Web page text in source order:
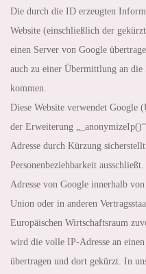
Die durch die ID erzeugten
Website (einschließlich der
einen Server von Google
auch zu einer Übermittlung an
kommen.
Diese Website verwendet Google
der Erweiterung
Adresse durch Kürzung
Personenbeziehbarkeit
Adresse von Google innerhalb
Union oder in anderen
Europäischen Wirtschaftsraum
wird die volle IP-Adresse an
übertragen und dort gekürzt. In